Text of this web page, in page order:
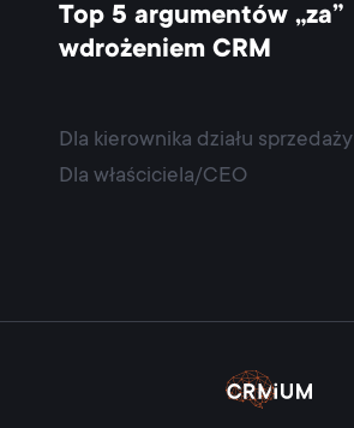
Top 5 argumentów „za”
wdrożeniem CRM
Dla kierownika działu sprzedaży
Dla właściciela/CEO